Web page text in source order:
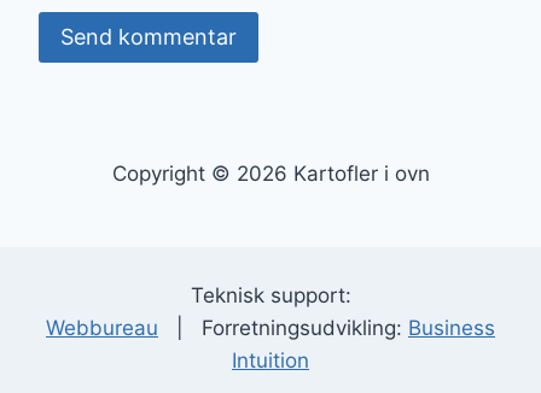
Copyright © 2026 Kartofler i ovn
Teknisk support:
Webbureau | Forretningsudvikling: Business
Intuition